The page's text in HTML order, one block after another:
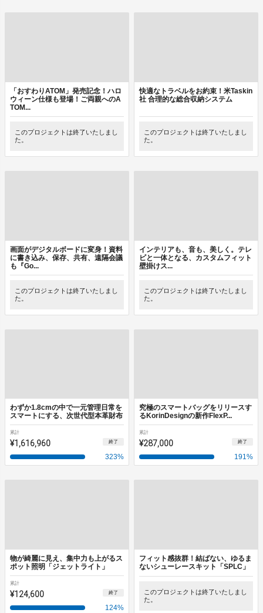
「おすわりATOM」発売記念！ハロ
ウィーン仕様も登場！ご両親へのA
TOM...
このプロジェクトは終了いたしまし
た。
快適なトラベルをお約束！米Taskin
社 合理的な総合収納システム
このプロジェクトは終了いたしまし
た。
画面がデジタルボードに変身！資料
に書き込み、保存、共有、遠隔会議
も『Go...
このプロジェクトは終了いたしまし
た。
インテリアも、音も、美しく。テレ
ビと一体となる、カスタムフィット
壁掛けス...
このプロジェクトは終了いたしまし
た。
わずか1.8cmの中で一元管理日常を
スマートにする、次世代型本革財布
累計
¥1,616,960 終了
323%
究極のスマートバッグをリリースす
るKorinDesignの新作FlexP...
累計
¥287,000 終了
191%
物が綺麗に見え、集中力も上がるス
ポット照明「ジェットライト」
累計
¥124,600 終了
124%
フィット感抜群！結ばない、ゆるま
ないシューレースキット「SPLC」
このプロジェクトは終了いたしまし
た。